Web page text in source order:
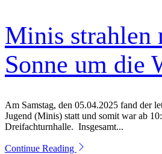
Minis strahlen
Sonne um die
Am Samstag, den 05.04.2025 fand der
Jugend (Minis) statt und somit war ab
Dreifachturnhalle. Insgesamt...
Continue Reading